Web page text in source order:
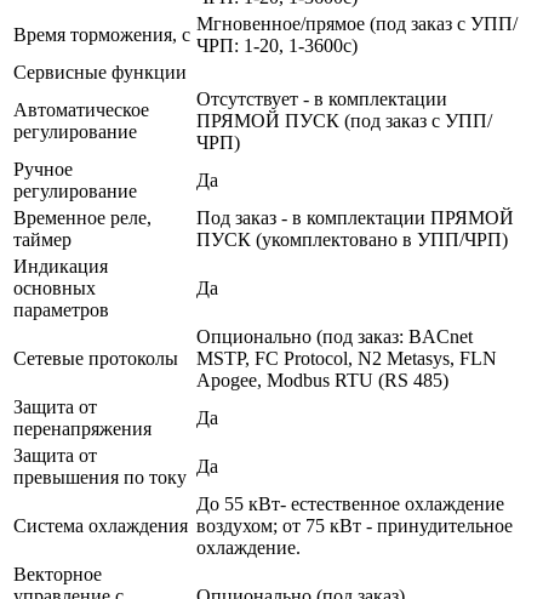
Время торможения, с
Мгновенное/прямое (под заказ с УПП/
ЧРП: 1-20, 1-3600с)
Сервисные функции
Автоматическое
регулирование
Отсутствует - в комплектации
ПРЯМОЙ ПУСК (под заказ с УПП/
ЧРП)
Ручное
регулирование
Да
Временное реле,
таймер
Под заказ - в комплектации ПРЯМОЙ
ПУСК (укомплектовано в УПП/ЧРП)
Индикация
основных
параметров
Да
Сетевые протоколы
Опционально (под заказ: BACnet
MSTP, FC Protocol, N2 Metasys, FLN
Apogee, Modbus RTU (RS 485)
Защита от
перенапряжения
Да
Защита от
превышения по току
Да
Система охлаждения
До 55 кВт- естественное охлаждение
воздухом; от 75 кВт - принудительное
охлаждение.
Векторное